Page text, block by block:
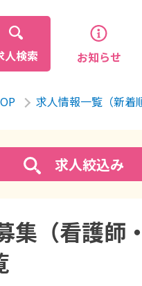
人検索 お知らせ
求人情報一覧（新着
求人絞込み
集（看護師